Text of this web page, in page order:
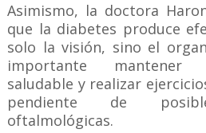
Asimismo, la doctora
que la diabetes produce
solo la visión, sino el
importante mantener
saludable y realizar
pendiente de
oftalmológicas.